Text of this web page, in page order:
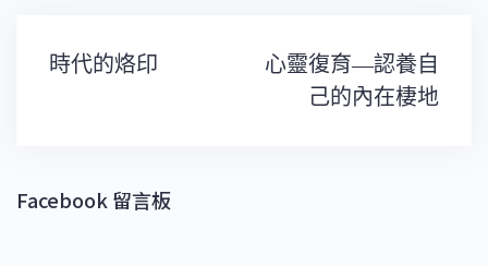
文
章
時代的烙印
心靈復育—認養自
己的內在棲地
Facebook 留言板